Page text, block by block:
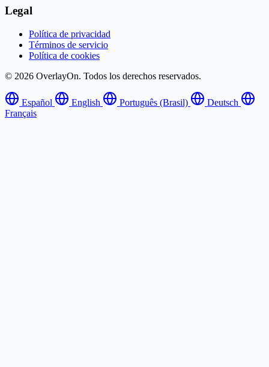
Legal
Política de privacidad
Términos de servicio
Política de cookies
© 2026 OverlayOn. Todos los derechos reservados.
Español English Português (Brasil)
Deutsch
Français